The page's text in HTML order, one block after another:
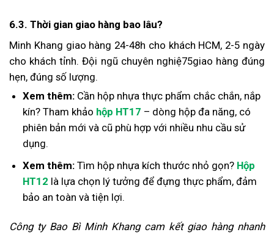
6.3. Thời gian giao hàng bao lâu?
Minh Khang giao hàng 24-48h cho khách HCM, 2-5 ngày
cho khách tỉnh. Đội ngũ chuyên nghiệ75giao hàng đúng
hẹn, đúng số lượng.
Xem thêm:Cần hộp nhựa thực phẩm chắc chắn, nắp
kín? Tham khảo hộp HT17 – dòng hộp đa năng, có
phiên bản mới và cũ phù hợp với nhiều nhu cầu sử
dụng.
Xem thêm:Tìm hộp nhựa kích thước nhỏ gọn? Hộp
HT12 là lựa chọn lý tưởng để đựng thực phẩm, đảm
bảo an toàn và tiện lợi.
Công ty Bao Bì Minh Khang cam kết giao hàng nhanh